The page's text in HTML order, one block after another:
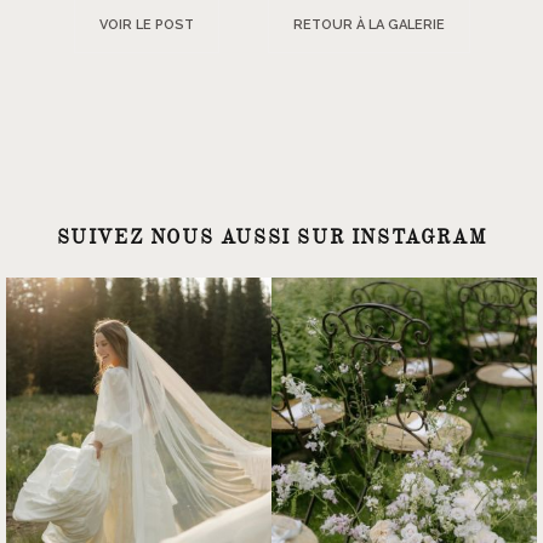
VOIR LE POST RETOUR À LA GALERIE
SUIVEZ NOUS AUSSI SUR INSTAGRAM